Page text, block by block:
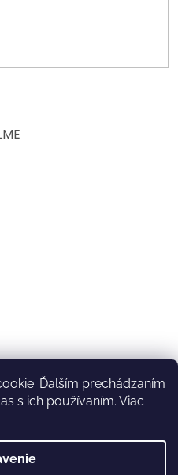
Ďalším prechádzaním
s ich používaním. Viac
HĽADAŤ
Shoptet